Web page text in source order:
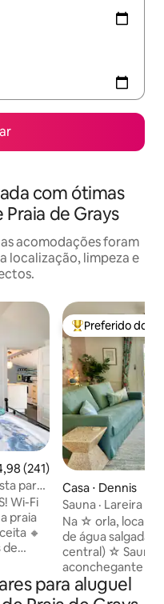
com ótimas
de Grays
acomodações foram
localização, limpeza e
de uma avaliação média de
(241)
para
Entre os
Preferido dos
Casa ⋅ Dennis
Sauna · Lareira ·
king · Cães
Na ☆ orla,
de água salgada
central) ☆ Sauna
aconchegante
estações ☆ 1%
sem fins
para aluguel